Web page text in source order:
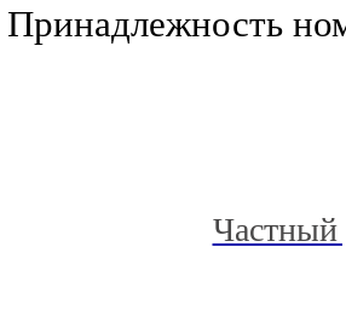
Принадлежность
Частный